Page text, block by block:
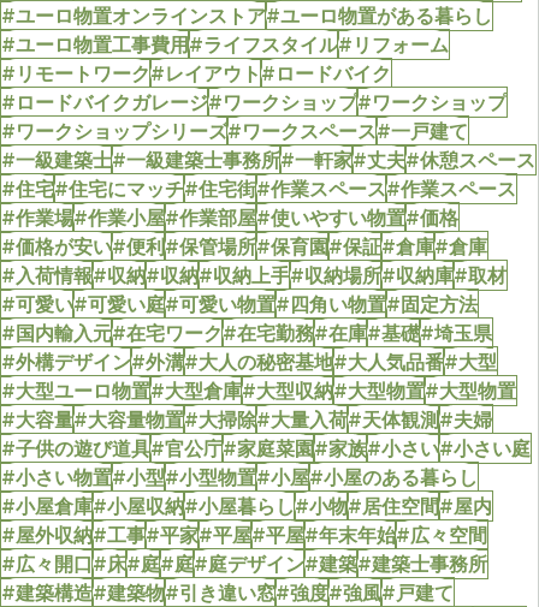
#ユーロ物置オンラインストア#ユーロ物置がある暮らし
#ユーロ物置工事費用#ライフスタイル#リフォーム
#リモートワーク#レイアウト#ロードバイク
#ロードバイクガレージ#ワークショップ#ワークショップ
#ワークショップシリーズ#ワークスペース#一戸建て
#一級建築士#一級建築士事務所#一軒家#丈夫#休憩スペース
#住宅#住宅にマッチ#住宅街#作業スペース#作業スペース
#作業場#作業小屋#作業部屋#使いやすい物置#価格
#価格が安い#便利#保管場所#保育園#保証#倉庫#倉庫
#入荷情報#収納#収納#収納上手#収納場所#収納庫#取材
#可愛い#可愛い庭#可愛い物置#四角い物置#固定方法
#国内輸入元#在宅ワーク#在宅勤務#在庫#基礎#埼玉県
#外構デザイン#外溝#大人の秘密基地#大人気品番#大型
#大型ユーロ物置#大型倉庫#大型収納#大型物置#大型物置
#大容量#大容量物置#大掃除#大量入荷#天体観測#夫婦
#子供の遊び道具#官公庁#家庭菜園#家族#小さい#小さい庭
#小さい物置#小型#小型物置#小屋#小屋のある暮らし
#小屋倉庫#小屋収納#小屋暮らし#小物#居住空間#屋内
#屋外収納#工事#平家#平屋#平屋#年末年始#広々空間
#広々開口#床#庭#庭#庭デザイン#建築#建築士事務所
#建築構造#建築物#引き違い窓#強度#強風#戸建て